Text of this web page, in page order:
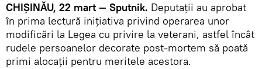
CHIȘINĂU, 22 mart — Sputnik. Deputații au aprobat
în prima lectură inițiativa privind operarea unor
modificări la Legea cu privire la veterani, astfel încât
rudele persoanelor decorate post-mortem să poată
primi alocații pentru meritele acestora.